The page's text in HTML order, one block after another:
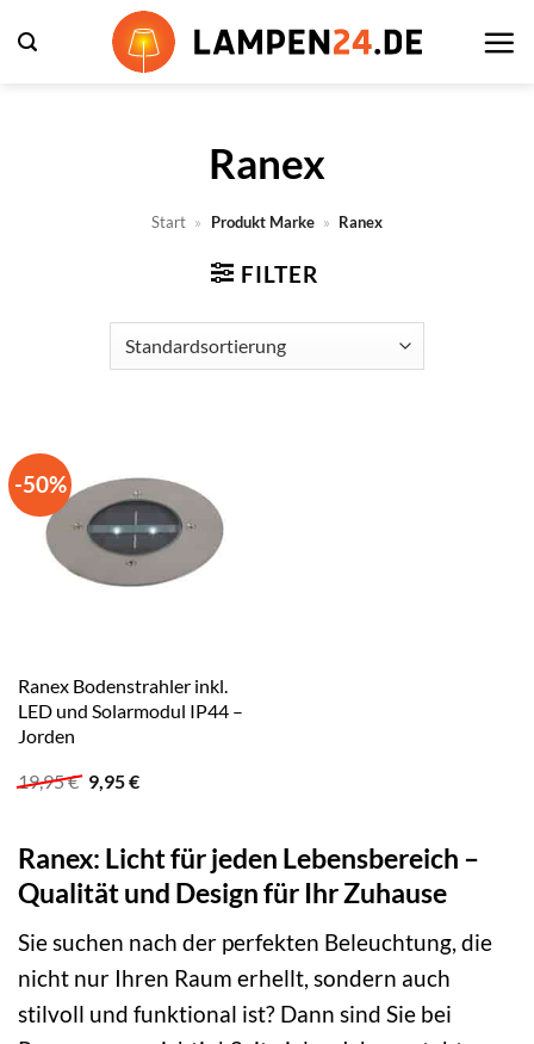
Inhalt
Ranex
Start » Produkt Marke » Ranex
FILTER
-50%
Ranex Bodenstrahler inkl.
LED und Solarmodul IP44 –
Jorden
19,95€ Ursprünglicher
Preis
9,95€Aktueller
Ranex: Licht für jeden Lebensbereich –
Qualität und Design für Ihr Zuhause
Sie suchen nach der perfekten Beleuchtung, die
nicht nur Ihren Raum erhellt, sondern auch
stilvoll und funktional ist? Dann sind Sie bei